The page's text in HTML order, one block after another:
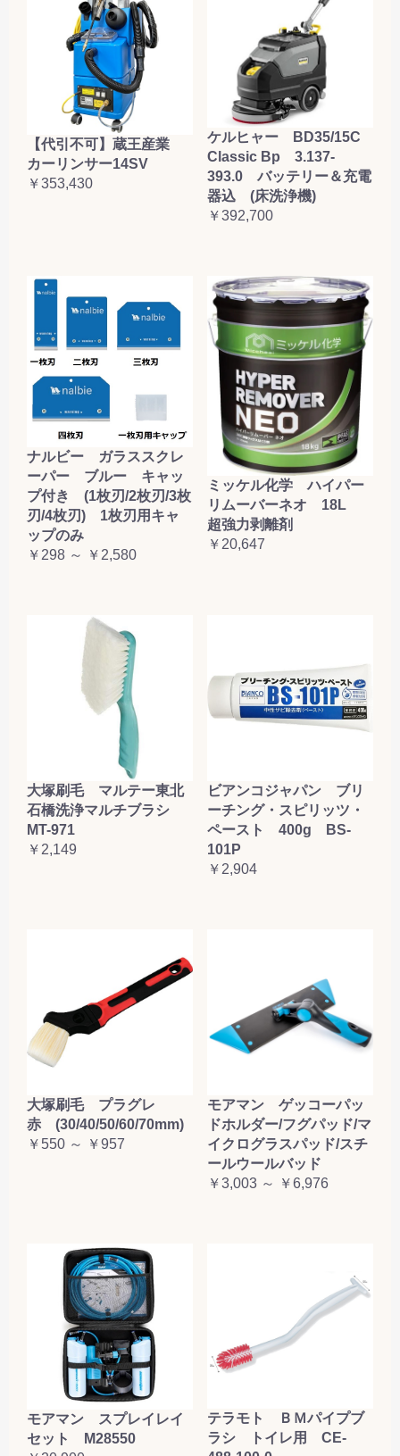
【代引不可】蔵王産業
カーリンサー14SV
￥353,430
ケルヒャー BD35/15C
Classic Bp 3.137-
393.0 バッテリー＆充電
器込 (床洗浄機)
￥392,700
ナルビー ガラススクレ
ーパー ブルー キャッ
プ付き (1枚刃/2枚刃/3枚
刃/4枚刃) 1枚刃用キャ
ップのみ
￥298 ～ ￥2,580
ミッケル化学 ハイパー
リムーバーネオ 18L
超強力剥離剤
￥20,647
大塚刷毛 マルテー東北
石橋洗浄マルチブラシ
MT-971
￥2,149
ビアンコジャパン ブリ
ーチング・スピリッツ・
ペースト 400g BS-
101P
￥2,904
大塚刷毛 プラグレ
赤 (30/40/50/60/70mm)
￥550 ～ ￥957
モアマン ゲッコーパッ
ドホルダー/フグパッド/マ
イクログラスパッド/スチ
ールウールバッド
￥3,003 ～ ￥6,976
モアマン スプレイレイ
セット M28550
テラモト ＢＭパイプブ
ラシ トイレ用 CE-